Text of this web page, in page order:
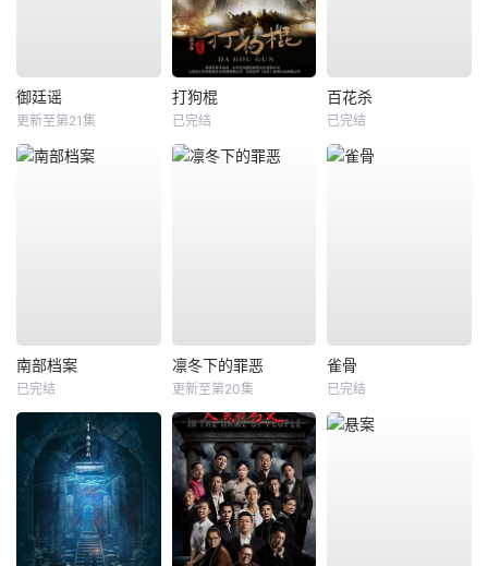
御廷谣
更新至第21集
打狗棍
已完结
百花杀
已完结
南部档案
已完结
凛冬下的罪恶
更新至第20集
雀骨
已完结